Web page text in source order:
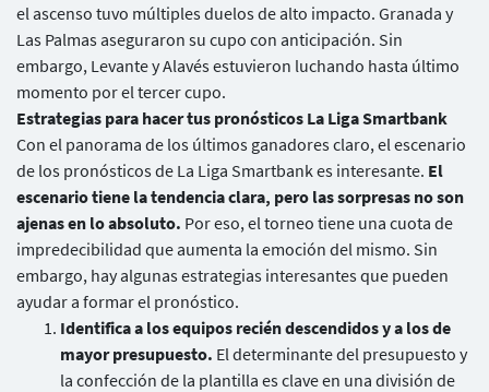
el ascenso tuvo múltiples duelos de alto impacto. Granada y
Las Palmas aseguraron su cupo con anticipación. Sin
embargo, Levante y Alavés estuvieron luchando hasta último
momento por el tercer cupo.
Estrategias para hacer tus pronósticos La Liga Smartbank
Con el panorama de los últimos ganadores claro, el escenario
de los pronósticos de La Liga Smartbank es interesante. El
escenario tiene la tendencia clara, pero las sorpresas no son
ajenas en lo absoluto. Por eso, el torneo tiene una cuota de
impredecibilidad que aumenta la emoción del mismo. Sin
embargo, hay algunas estrategias interesantes que pueden
ayudar a formar el pronóstico.
Identifica a los equipos recién descendidos y a los de
mayor presupuesto. El determinante del presupuesto y
la confección de la plantilla es clave en una división de
Usuarios